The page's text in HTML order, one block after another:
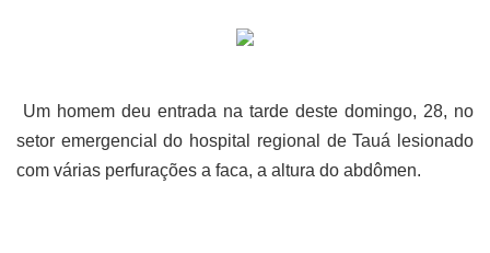
Um homem deu entrada na tarde deste domingo, 28, no
setor emergencial do hospital regional de Tauá lesionado
com várias perfurações a faca, a altura do abdômen.